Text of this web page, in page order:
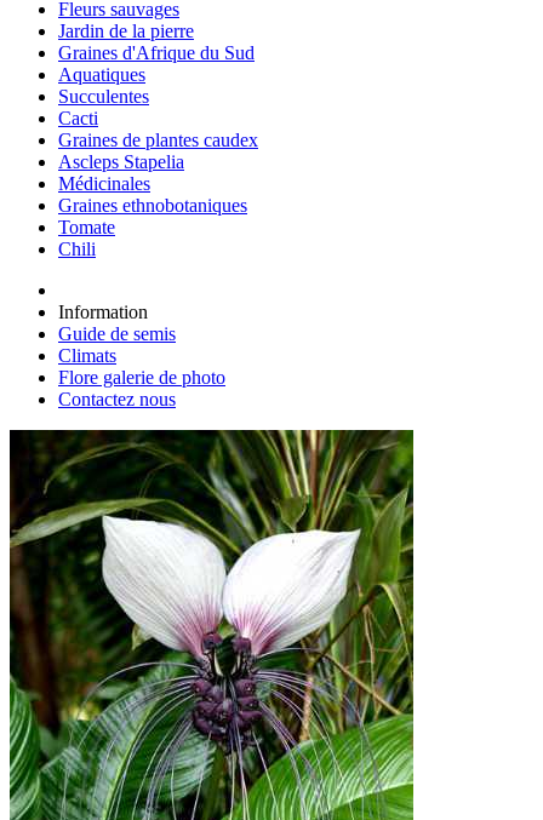
Fleurs sauvages
Jardin de la pierre
Graines d'Afrique du Sud
Aquatiques
Succulentes
Cacti
Graines de plantes caudex
Ascleps Stapelia
Médicinales
Graines ethnobotaniques
Tomate
Chili
Information
Guide de semis
Climats
Flore galerie de photo
Contactez nous